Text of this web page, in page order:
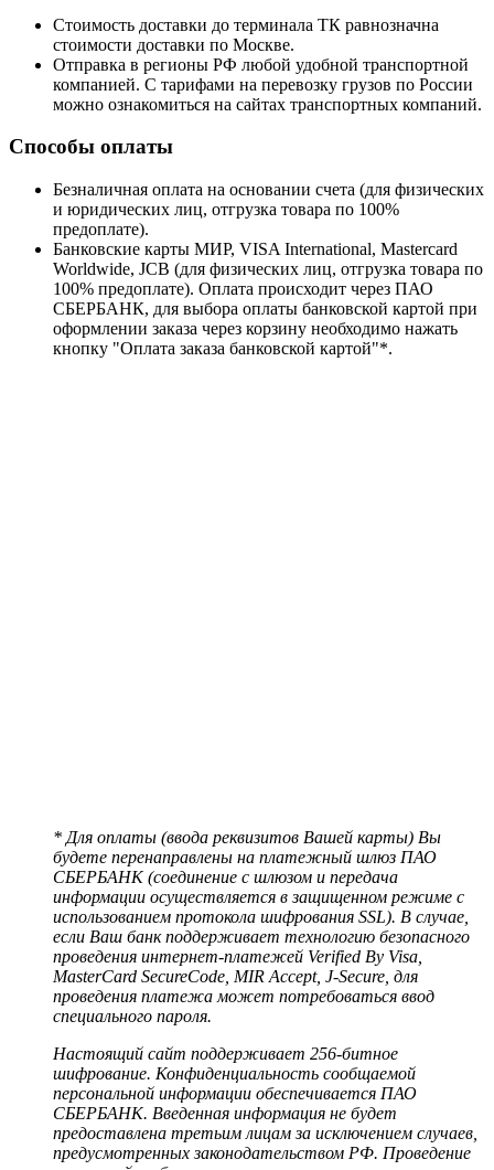
Стоимость доставки до терминала ТК равнозначна
стоимости доставки по Москве.
Отправка в регионы РФ любой удобной транспортной
компанией. С тарифами на перевозку грузов по России
можно ознакомиться на сайтах транспортных компаний.
Способы оплаты
Безналичная оплата на основании счета (для физических
и юридических лиц, отгрузка товара по 100%
предоплате).
Банковские карты МИР, VISA International, Mastercard
Worldwide, JCB (для физических лиц, отгрузка товара по
100% предоплате). Оплата происходит через ПАО
СБЕРБАНК, для выбора оплаты банковской картой при
оформлении заказа через корзину необходимо нажать
кнопку "Оплата заказа банковской картой"*.
* Для оплаты (ввода реквизитов Вашей карты) Вы
будете перенаправлены на платежный шлюз ПАО
СБЕРБАНК (соединение с шлюзом и передача
информации осуществляется в защищенном режиме с
использованием протокола шифрования SSL). В случае,
если Ваш банк поддерживает технологию безопасного
проведения интернет-платежей Verified By Visa,
MasterCard SecureCode, MIR Accept, J-Secure, для
проведения платежа может потребоваться ввод
специального пароля.
Настоящий сайт поддерживает 256-битное
шифрование. Конфиденциальность сообщаемой
персональной информации обеспечивается ПАО
СБЕРБАНК. Введенная информация не будет
предоставлена третьим лицам за исключением случаев,
предусмотренных законодательством РФ. Проведение